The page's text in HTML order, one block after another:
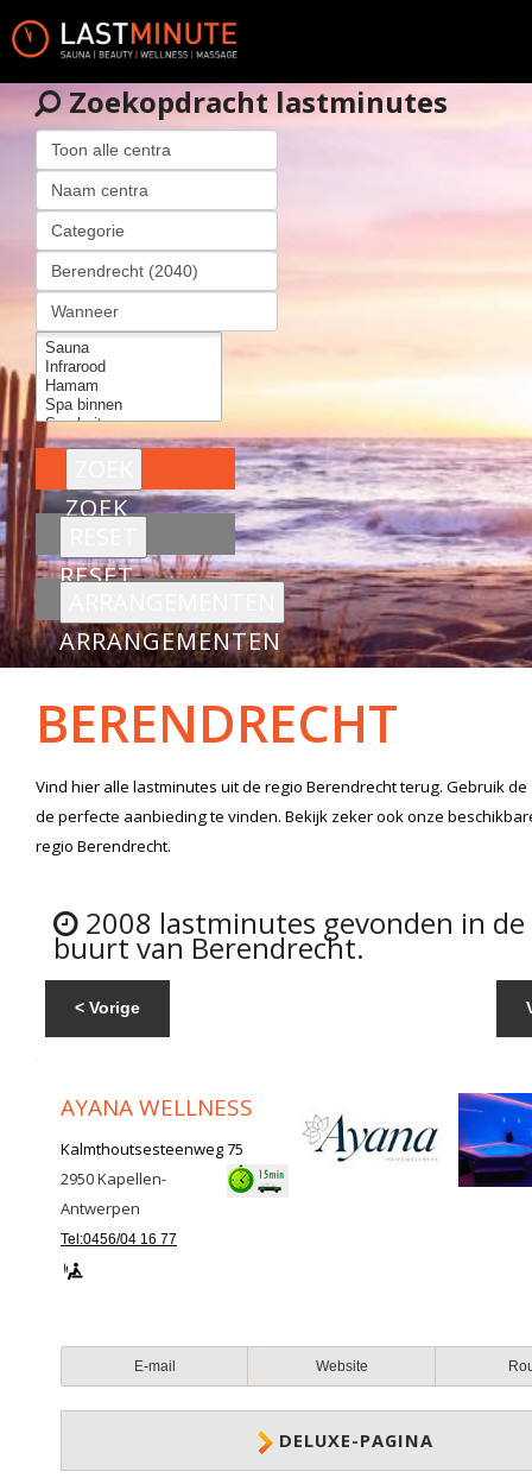
Zoekopdracht lastminutes
ZOEK
RESET
ARRANGEMENTEN
BERENDRECHT
Vind hier alle lastminutes uit de regio Berendrechtterug. Gebruik
de perfecte aanbieding te vinden. Bekijk zeker ook onze
regio Berendrecht.
2008 lastminutes gevonden in de
buurt van Berendrecht.
< Vorige
AYANA WELLNESS
Kalmthoutsesteenweg 75
2950Kapellen-
Antwerpen
Tel:0456/04 16 77
E-mail Website
DELUXE-PAGINA